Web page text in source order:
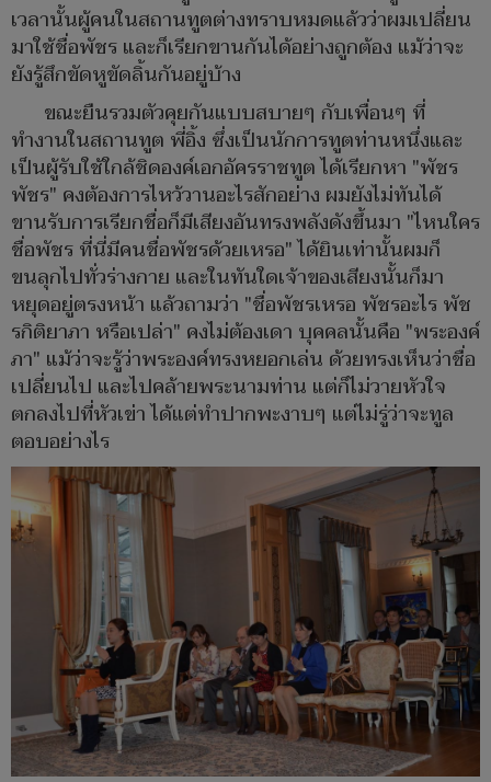
เวลานั้นผู้คนในสถานทูตต่างทราบหมดแล้วว่าผมเปลี่ยน
มาใช้ชื่อพัชร และก็เรียกขานกันได้อย่างถูกต้อง แม้ว่าจะ
ยังรู้สึกขัดหูขัดลิ้นกันอยู่บ้าง
ขณะยืนรวมตัวคุยกันแบบสบายๆ กับเพื่อนๆ ที่
ทำงานในสถานทูต พี่อิ้ง ซึ่งเป็นนักการทูตท่านหนึ่งและ
เป็นผู้รับใช้ใกล้ชิดองค์เอกอัครราชทูต ได้เรียกหา "พัชร
พัชร" คงต้องการไหว้วานอะไรสักอย่าง ผมยังไม่ทันได้
ขานรับการเรียกชื่อก็มีเสียงอันทรงพลังดังขึ้นมา "ไหนใคร
ชื่อพัชร ที่นี่มีคนชื่อพัชรด้วยเหรอ" ได้ยินเท่านั้นผมก็
ขนลุกไปทั่วร่างกาย และในทันใดเจ้าของเสียงนั้นก็มา
หยุดอยู่ตรงหน้า แล้วถามว่า "ชื่อพัชรเหรอ พัชรอะไร พัช
รกิติยาภา หรือเปล่า" คงไม่ต้องเดา บุคคลนั้นคือ "พระองค์
ภา" แม้ว่าจะรู้ว่าพระองค์ทรงหยอกเล่น ด้วยทรงเห็นว่าชื่อ
เปลี่ยนไป และไปคล้ายพระนามท่าน แต่ก็ไม่วายหัวใจ
ตกลงไปที่หัวเข่า ได้แต่ทำปากพะงาบๆ แต่ไม่รู่ว่าจะทูล
ตอบอย่างไร